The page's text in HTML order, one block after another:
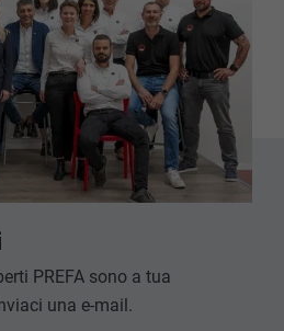
PREFA sono a tua
una e-mail.